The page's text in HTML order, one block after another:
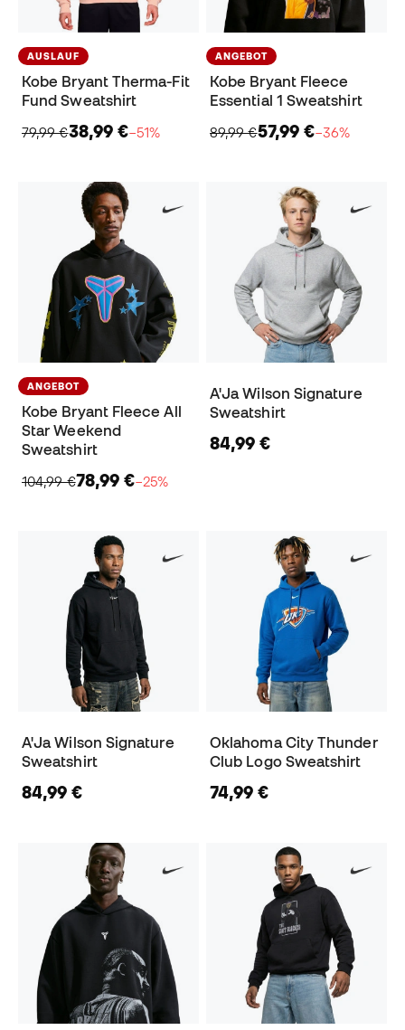
AUSLAUF
Kobe Bryant Therma-Fit
Fund Sweatshirt
79,99 €38,99 €−51%
ANGEBOT
Kobe Bryant Fleece
Essential 1 Sweatshirt
89,99 €57,99 €−36%
ANGEBOT
Kobe Bryant Fleece All
Star Weekend
Sweatshirt
104,99 €78,99 €−25%
A'Ja Wilson Signature
Sweatshirt
84,99 €
A'Ja Wilson Signature
Sweatshirt
84,99 €
Oklahoma City Thunder
Club Logo Sweatshirt
74,99 €